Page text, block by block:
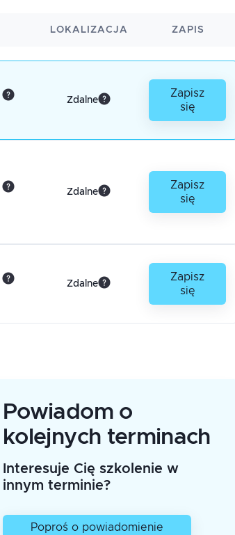
LOKALIZACJA ZAPIS
Zdalne
Zapisz
się
Zdalne
Zapisz
się
Zdalne
Zapisz
się
Powiadom o
kolejnych terminach
Interesuje Cię szkolenie w
innym terminie?
Poproś o powiadomienie